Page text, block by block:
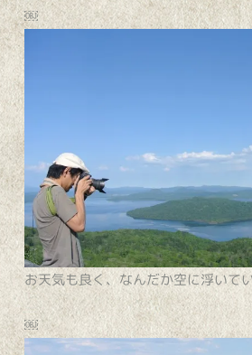
￼
お天気も良く、なんだか空に浮いて
￼